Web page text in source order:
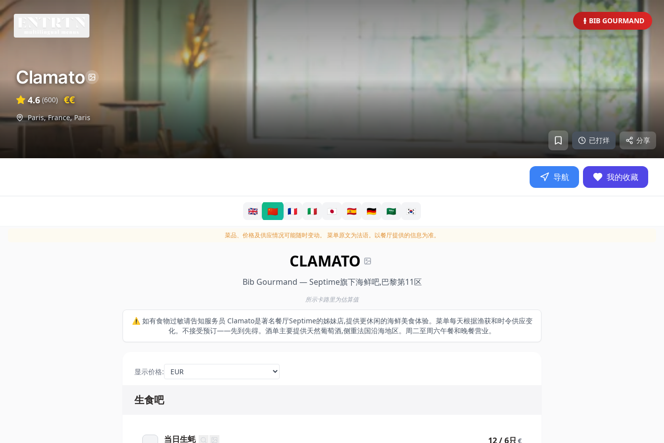
BIB GOURMAND
已打烊 分享
Clamato
4.6 (600) €€
Paris, France,Paris
导航 我的收藏
🇬🇧 🇨🇳 🇫🇷 🇮🇹 🇯🇵 🇪🇸 🇩🇪 🇸🇦 🇰🇷
菜品、价格及供应情况可能随时变动。 菜单原文为法语。以餐厅提供的信息为准。
CLAMATO
Bib Gourmand — Septime旗下海鲜吧,巴黎第11区
所示卡路里为估算值
⚠️ 如有食物过敏请告知服务员 Clamato是著名餐厅Septime的姊妹店,提供更休闲的海鲜美食体验。菜单每天根据渔获和时令供应变
化。不接受预订——先到先得。酒单主要提供天然葡萄酒,侧重法国沿海地区。周二至周六午餐和晚餐营业。
显示价格:
生食吧
当日生蚝 12 / 6只€